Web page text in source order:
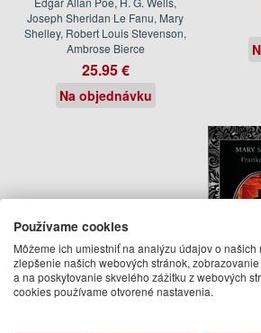
Joseph Sheridan Le Fanu, Mary
Shelley, Robert Louis Stevenson,
Ambrose Bierce
25.95 €
Na objednávku
Používame cookies
Môžeme ich umiestniť na analýzu údajov o našich
zlepšenie našich webových stránok,
a na poskytovanie skvelého zážitku z webových
cookies používame otvorené nastavenia.